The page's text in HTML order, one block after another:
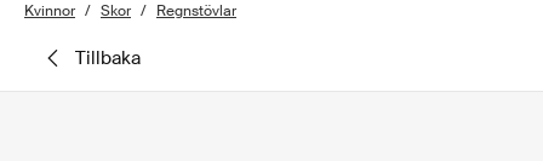
Kvinnor Skor Regnstövlar
tillbaka